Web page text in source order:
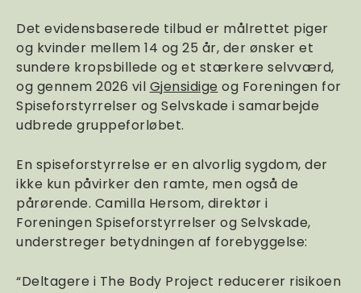
Det evidensbaserede tilbud er målrettet piger
og kvinder mellem 14 og 25 år, der ønsker et
sundere kropsbillede og et stærkere selvværd,
og gennem 2026 vil Gjensidige og Foreningen for
Spiseforstyrrelser og Selvskade i samarbejde
udbrede gruppeforløbet.
En spiseforstyrrelse er en alvorlig sygdom, der
ikke kun påvirker den ramte, men også de
pårørende. Camilla Hersom, direktør i
Foreningen Spiseforstyrrelser og Selvskade,
understreger betydningen af forebyggelse:
“Deltagere i The Body Project reducerer risikoen